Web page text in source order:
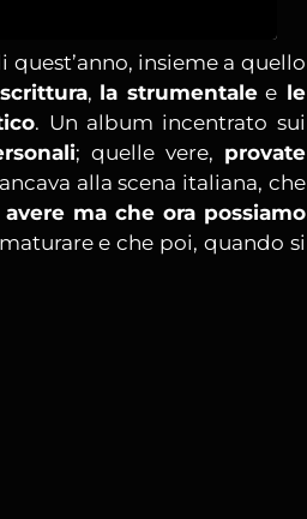
insieme a quello
, la strumentalee le
. Un album incentrato sui
; quelle vere, provate
alla scena italiana, che
ma che ora possiamo
e che poi, quando si